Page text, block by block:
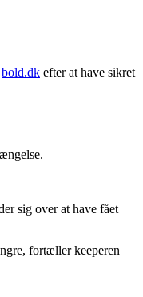
bold.dk efter at have sikret
sig over at have fået
fortæller keeperen